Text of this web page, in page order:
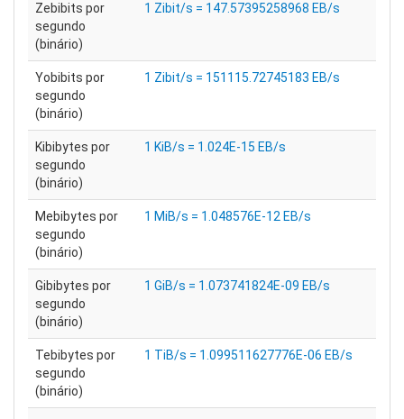
Zebibits por
segundo
(binário)
1 Zibit/s = 147.57395258968 EB/s
Yobibits por
segundo
(binário)
1 Zibit/s = 151115.72745183 EB/s
Kibibytes por
segundo
(binário)
1 KiB/s = 1.024E-15 EB/s
Mebibytes por
segundo
(binário)
1 MiB/s = 1.048576E-12 EB/s
Gibibytes por
segundo
(binário)
1 GiB/s = 1.073741824E-09 EB/s
Tebibytes por
segundo
(binário)
1 TiB/s = 1.099511627776E-06 EB/s